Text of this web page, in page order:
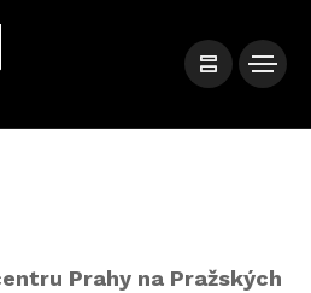
Prahy na Pražských